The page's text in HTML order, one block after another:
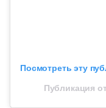
Посмотреть эту
Публикация